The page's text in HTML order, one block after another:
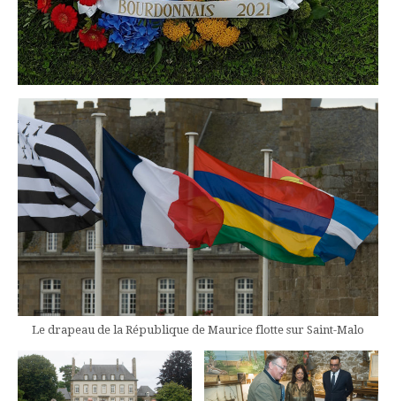
Le drapeau de la République de Maurice flotte sur Saint-Malo